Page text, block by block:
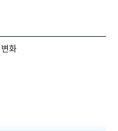
화